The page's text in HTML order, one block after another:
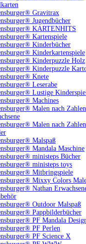
Gravitrax
Jugendbücher
KARTENHITS
Kartenspiele
Kinderbücher
Kinderkartenspiele
Kinderpuzzle Holz
Kinderpuzzle
Knete
Leserabe
Lustige
Machines
Malen nach Zahlen
Malen nach Zahlen
Malspaß
Mandala Maschine
ministeps Bücher
ministeps toys
Mitbringspiele
Mixxy Colors
Nathan
Outdoor Malspaß
Pappbilderbücher
PF Mandala
PF Perlen
PF Science X